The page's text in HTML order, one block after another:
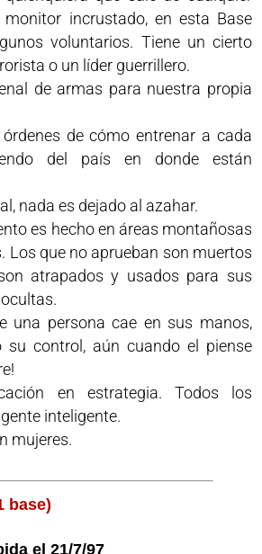
incrustado, en esta Base
voluntarios. Tiene un cierto
o un líder guerrillero.
de armas para nuestra propia
de cómo entrenar a cada
del país en donde están
nada es dejado al azahar.
es hecho en áreas montañosas
Los que no aprueban son muertos
atrapados y usados para sus
una persona cae en sus manos,
su control, aún cuando el piense
en estrategia. Todos los
inteligente.
mujeres.
base)
el 21/7/97